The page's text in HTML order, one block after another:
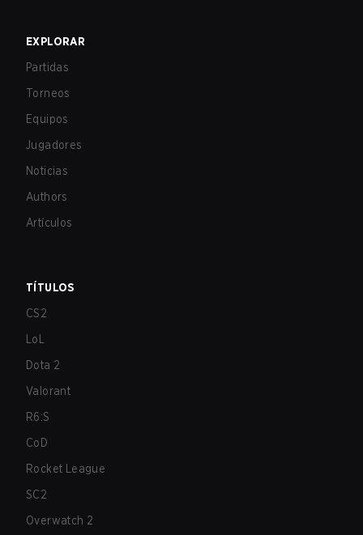
EXPLORAR
Partidas
Torneos
Equipos
Jugadores
Noticias
Authors
Artículos
TÍTULOS
CS2
LoL
Dota 2
Valorant
R6:S
CoD
Rocket League
SC2
Overwatch 2